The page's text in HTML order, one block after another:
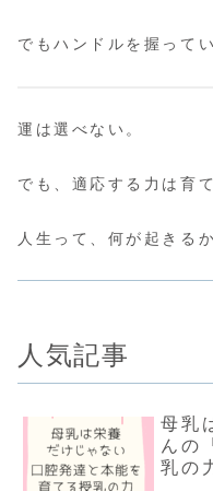
でもハンドルを握って
運は選べない。
でも、適応する力は育
人生って、何が起きる
人気記事
母乳
んの
乳の